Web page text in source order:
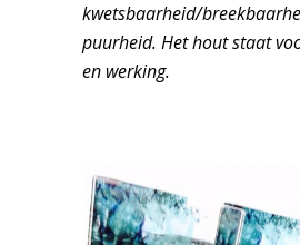
kwetsbaarheid/
puurheid. Het hout staat
en werking.